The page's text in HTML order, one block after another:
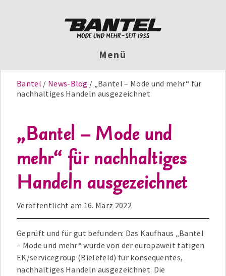
Menü
Bantel News-Blog
„Bantel – Mode und mehr“ für
nachhaltiges Handeln ausgezeichnet
„Bantel – Mode und
mehr“ für nachhaltiges
Handeln ausgezeichnet
Veröffentlicht am 16. März 2022
Geprüft und für gut befunden: Das Kaufhaus „Bantel
– Mode und mehr“ wurde von der europaweit tätigen
EK/servicegroup (Bielefeld) für konsequentes,
nachhaltiges Handeln ausgezeichnet. Die